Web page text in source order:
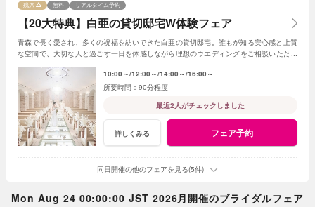
【20大特典】白亜の貸切邸宅W体験フェア
残席 無料 リアルタイム予約
青森で長く愛され、多くの祝福を紡いできた白亜の貸切邸宅。誰もが知る安心感と上質
な空間で、大切な人と過ごす一日を体感しながら理想のウエディングをご相談いただけ
10:00～ 12:00～ 14:00～ 16:00～
90分程度
最近2人がチェックしました
詳しくみる フェア予約
同日開催の他のフェアを見る(5件)
Mon Aug 24 00:00:00 JST 2026月開催のブライダルフェア